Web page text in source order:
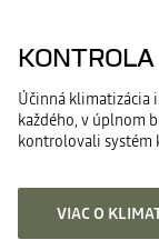
Účinná klimatizácia
každého, v úplnom
kontrolovali systém
VIAC O